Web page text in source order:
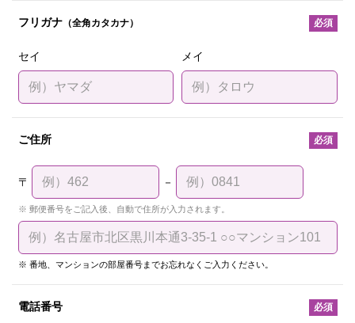
フリガナ（全角カタカナ） 必須
セイ メイ
ご住所 必須
〒 －
郵便番号をご記入後、自動で住所が入力されます。
番地、マンションの部屋番号までお忘れなくご入力ください。
電話番号 必須